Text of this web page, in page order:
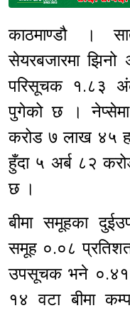
काठमाण्डौ ।
सेयरबजारमा
परिसूचक १.८३
पुगेको छ ।
करोड ७ लाख ४५
हुँदा ५ अर्ब ८२
छ ।
बीमा समूहका
समूह ०.०८
उपसूचक भने
१४ वटा बीमा